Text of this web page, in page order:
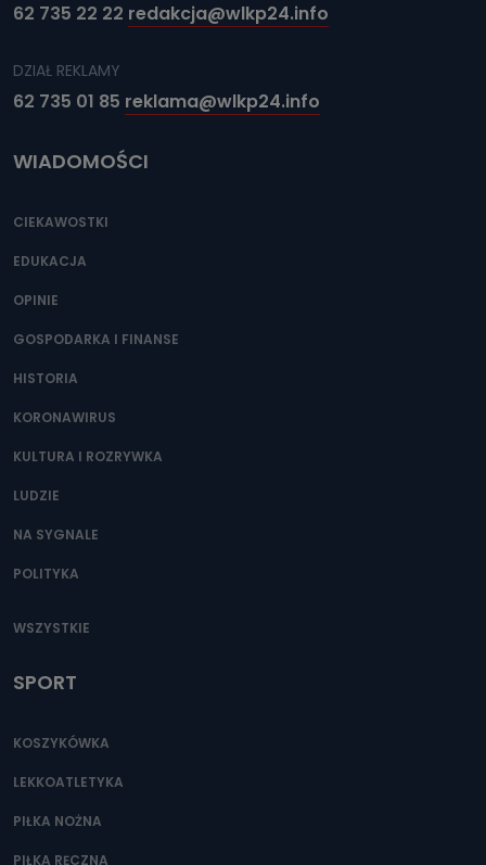
62 735 22 22 redakcja@wlkp24.info
DZIAŁ REKLAMY
62 735 01 85 reklama@wlkp24.info
WIADOMOŚCI
CIEKAWOSTKI
EDUKACJA
OPINIE
GOSPODARKA I FINANSE
HISTORIA
KORONAWIRUS
KULTURA I ROZRYWKA
LUDZIE
NA SYGNALE
POLITYKA
WSZYSTKIE
SPORT
KOSZYKÓWKA
LEKKOATLETYKA
PIŁKA NOŻNA
PIŁKA RĘCZNA